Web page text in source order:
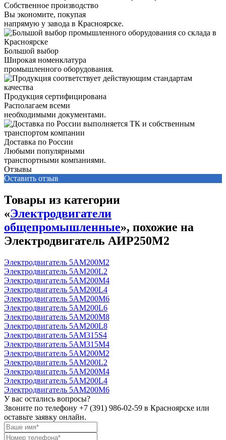
Собственное производство
Вы экономите, покупая
напрямую у завода в Красноярске.
Большой выбор
Широкая номенклатура
промышленного оборудования.
Продукция сертифицирована
Располагаем всеми
необходимыми документами.
Доставка по России
Любыми популярными
транспортными компаниями.
Отзывы
Оставить отзыв
Товары из категории
«Электродвигатели
общепромышленные», похожие на
Электродвигатель АИР250М2
Электродвигатель 5АМ200М2
Электродвигатель 5АМ200L2
Электродвигатель 5АМ200М4
Электродвигатель 5АМ200L4
Электродвигатель 5АМ200М6
Электродвигатель 5АМ200L6
Электродвигатель 5АМ200М8
Электродвигатель 5АМ200L8
Электродвигатель 5АМ315S4
Электродвигатель 5АМ315М4
Электродвигатель 5АМ200М2
Электродвигатель 5АМ200L2
Электродвигатель 5АМ200М4
Электродвигатель 5АМ200L4
Электродвигатель 5АМ200М6
У вас остались вопросы?
Звоните по телефону +7 (391) 986-02-59 в Красноярске или
оставьте заявку онлайн.